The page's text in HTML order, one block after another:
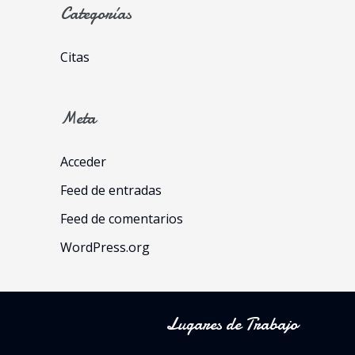
Categorías
Citas
Meta
Acceder
Feed de entradas
Feed de comentarios
WordPress.org
Lugares de Trabajo